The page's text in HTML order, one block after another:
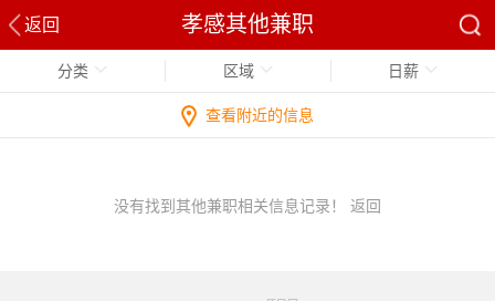
返回 孝感其他兼职
分类 区域 日薪
查看附近的信息
没有找到其他兼职相关信息记录！ 返回